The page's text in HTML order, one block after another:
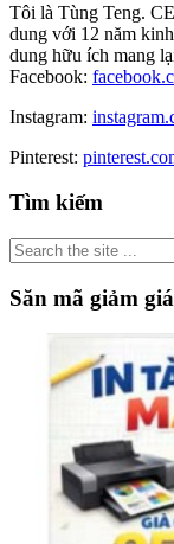
Tôi là Tùng Teng.
dung với 12 năm
dung hữu ích mang
Facebook:
Instagram:
Pinterest:
Primary
Sidebar
Tìm kiếm
Search
the
site
...
Săn mã giảm